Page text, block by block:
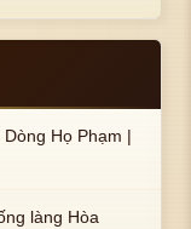
Họ Phạm |
làng Hòa